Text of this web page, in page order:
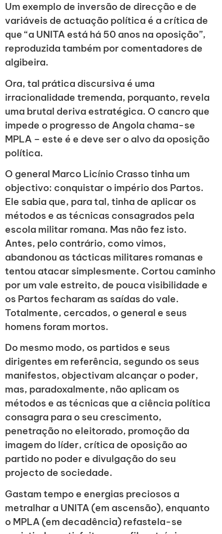
Um exemplo de inversão de direcção e de
variáveis de actuação política é a crítica de
que “a UNITA está há 50 anos na oposição”,
reproduzida também por comentadores de
algibeira.
Ora, tal prática discursiva é uma
irracionalidade tremenda, porquanto, revela
uma brutal deriva estratégica. O cancro que
impede o progresso de Angola chama-se
MPLA – este é e deve ser o alvo da oposição
política.
O general Marco Licínio Crasso tinha um
objectivo: conquistar o império dos Partos.
Ele sabia que, para tal, tinha de aplicar os
métodos e as técnicas consagrados pela
escola militar romana. Mas não fez isto.
Antes, pelo contrário, como vimos,
abandonou as tácticas militares romanas e
tentou atacar simplesmente. Cortou caminho
por um vale estreito, de pouca visibilidade e
os Partos fecharam as saídas do vale.
Totalmente, cercados, o general e seus
homens foram mortos.
Do mesmo modo, os partidos e seus
dirigentes em referência, segundo os seus
manifestos, objectivam alcançar o poder,
mas, paradoxalmente, não aplicam os
métodos e as técnicas que a ciência política
consagra para o seu crescimento,
penetração no eleitorado, promoção da
imagem do líder, crítica de oposição ao
partido no poder e divulgação do seu
projecto de sociedade.
Gastam tempo e energias preciosos a
metralhar a UNITA (em ascensão), enquanto
o MPLA (em decadência) refastela-se